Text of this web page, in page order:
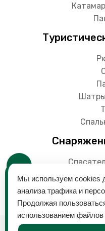
Мы используем cookies
анализа трафика и
Продолжая
использованием файлов